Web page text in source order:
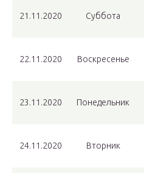
21.11.2020 Суббота
22.11.2020 Воскресенье
23.11.2020 Понедельник
24.11.2020 Вторник